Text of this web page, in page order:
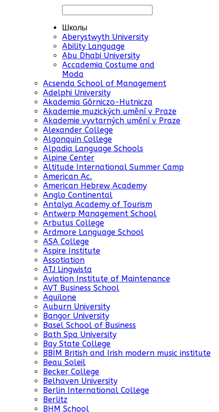
Школы
Aberystwyth University
Ability Language
Abu Dhabi University
Accademia Costume and
Moda
Acsenda School of Management
Adelphi University
Akademia Górniczo-Hutnicza
Akademie muzických umění v Praze
Akademie vyvtarných umění v Praze
Alexander College
Algonquin College
Alpadia Language Schools
Alpine Center
Altitude International Summer Camp
American Ac.
American Hebrew Academy
Anglo Continental
Antalya Academy of Tourism
Antwerp Management School
Arbutus College
Ardmore Language School
ASA College
Aspire Institute
Assotiation
ATJ Lingwista
Aviation Institute of Maintenance
AVT Business School
Aquilone
Auburn University
Bangor University
Basel School of Business
Bath Spa University
Bay State College
BBIM British and Irish modern music institute
Beau Soleil
Becker College
Belhaven University
Berlin International College
Berlitz
BHM School